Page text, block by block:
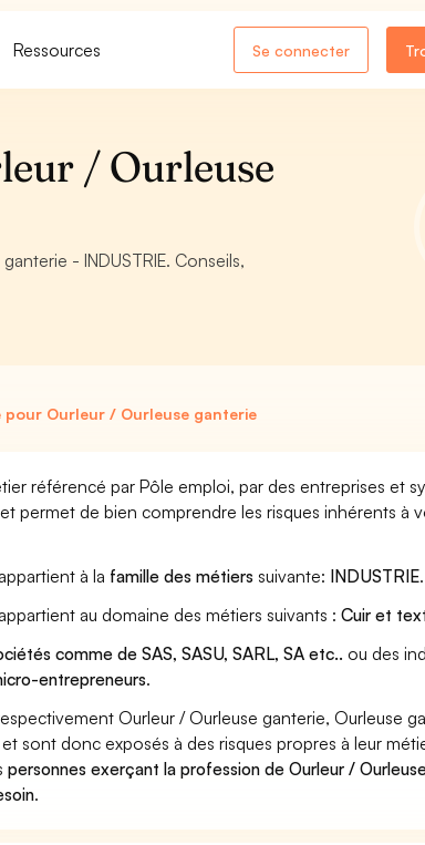
Ressources Se connecter
/ Ourleuse
- INDUSTRIE. Conseils,
pour Ourleur / Ourleuse ganterie
référencé par Pôle emploi, par des entreprises et
permet de bien comprendre les risques inhérents à
à la famille des métiers suivante: INDUSTRIE.
au domaine des métiers suivants :Cuir et
comme de SAS, SASU, SARL, SA etc.. ou des
entrepreneurs.
Ourleur / Ourleuse ganterie, Ourleuse
sont donc exposés à des risques propres à leur
personnes exerçant la profession de Ourleur /
.